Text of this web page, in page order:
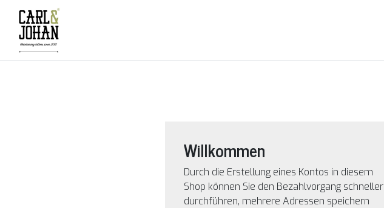
Willkommen
Durch die Erstellung eines Kontos in diesem
Shop können Sie den Bezahlvorgang schneller
durchführen, mehrere Adressen speichern